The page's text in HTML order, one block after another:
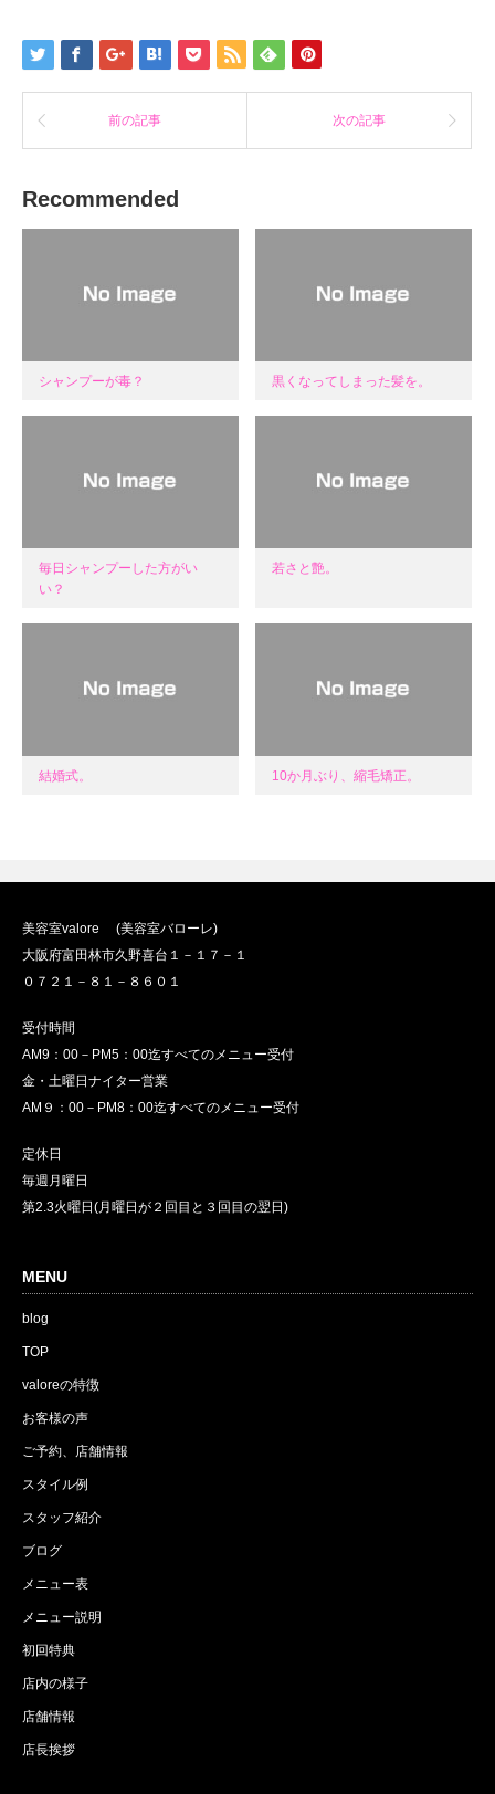
開
ま
前の記事 次の記事
Recommended
シャンプーが毒？ 黒くなってしまった髪を。
毎日シャンプーした方がい
い？
若さと艶。
結婚式。 10か月ぶり、縮毛矯正。
美容室valore (美容室バローレ)
大阪府富田林市久野喜台１－１７－１
０７２１－８１－８６０１
受付時間
AM9：00－PM5：00迄すべてのメニュー受付
金・土曜日ナイター営業
AM９：00－PM8：00迄すべてのメニュー受付
定休日
毎週月曜日
第2.3火曜日(月曜日が２回目と３回目の翌日)
MENU
blog
TOP
valoreの特徴
お客様の声
ご予約、店舗情報
スタイル例
スタッフ紹介
ブログ
メニュー表
メニュー説明
初回特典
店内の様子
店舗情報
店長挨拶